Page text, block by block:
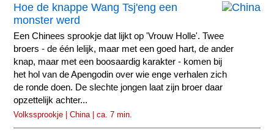
Hoe de knappe Wang Tsj'eng een
monster werd
Een Chinees sprookje dat lijkt op 'Vrouw Holle'. Twee
broers - de één lelijk, maar met een goed hart, de ander
knap, maar met een boosaardig karakter - komen bij
het hol van de Apengodin over wie enge verhalen zich
de ronde doen. De slechte jongen laat zijn broer daar
opzettelijk achter...
Volkssprookje | China | ca. 7 min.